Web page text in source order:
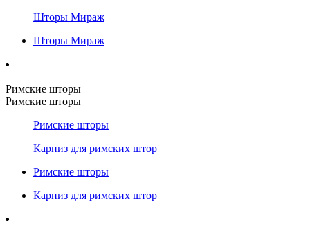
Шторы Мираж
Шторы Мираж
Римские шторы
Римские шторы
Римские шторы
Карниз для римских штор
Римские шторы
Карниз для римских штор